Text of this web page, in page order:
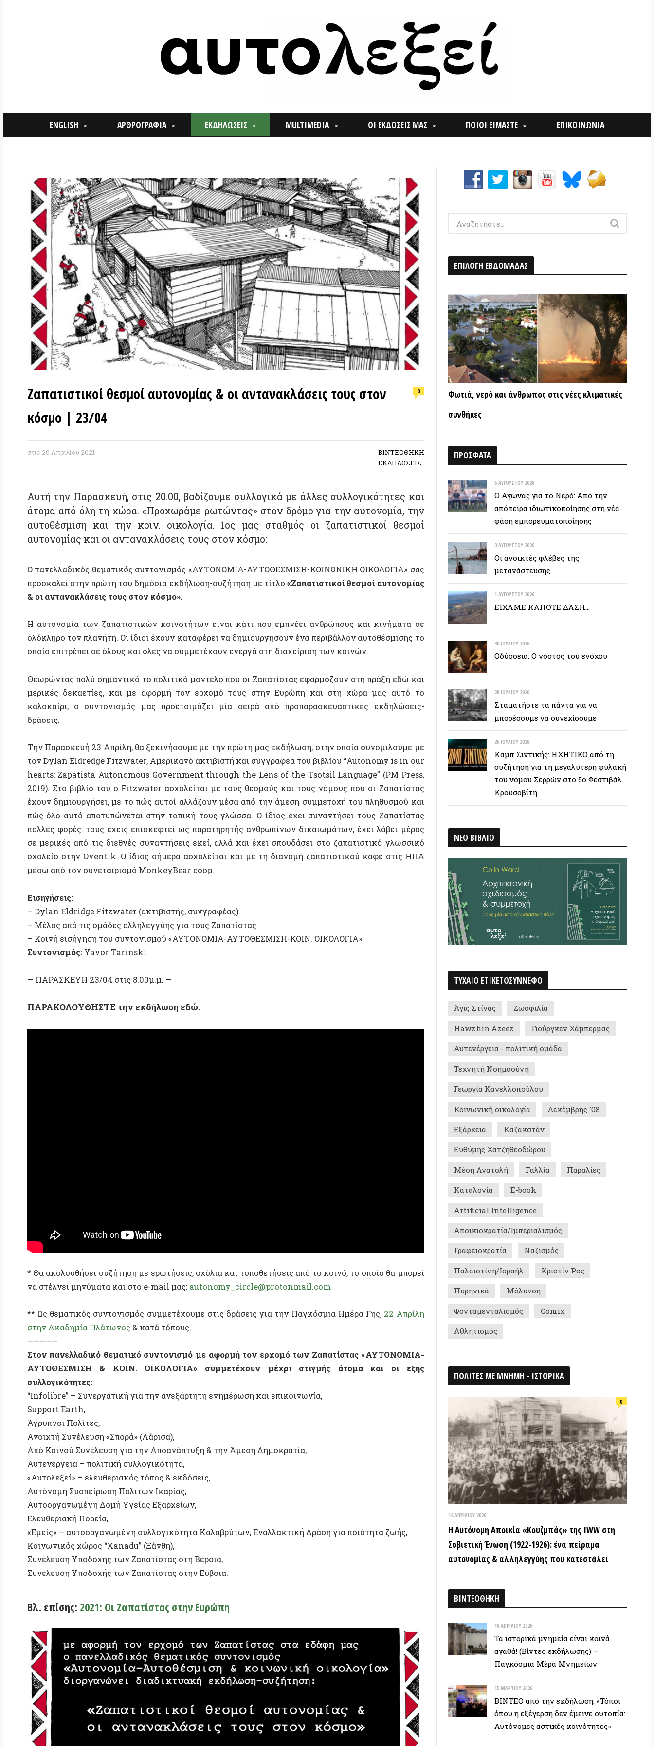
ENGLISH ΑΡΘΡΟΓΡΑΦΙΑ ΕΚΔΗΛΩΣΕΙΣ MULTIMEDIA ΟΙ ΕΚΔΟΣΕΙΣ ΜΑΣ ΠΟΙΟΙ ΕΙΜΑΣΤΕ ΕΠΙΚΟΙΝΩΝΙΑ
Ζαπατιστικοί θεσμοί αυτονομίας & οι αντανακλάσεις τους στον
0
Αυτή την Παρασκευή, στις 20.00, βαδίζουμε συλλογικά με άλλες συλλογικότητες και
άτομα από όλη τη χώρα. «Προχωράμε ρωτώντας» στον δρόμο για την αυτονομία, την
αυτοθέσμιση και την κοιν. οικολογία. 1ος μας σταθμός οι ζαπατιστικοί θεσμοί
Ο πανελλαδικός θεματικός συντονισμός «ΑΥΤΟΝΟΜΙΑ-ΑΥΤΟΘΕΣΜΙΣΗ-ΚΟΙΝΩΝΙΚΗ ΟΙΚΟΛΟΓΙΑ» σας
προσκαλεί στην πρώτη του δημόσια εκδήλωση-συζήτηση με τίτλο «Ζαπατιστικοί θεσμοί αυτονομίας
& οι αντανακλάσεις τους στον κόσμο».
Η αυτονομία των ζαπατιστικών κοινοτήτων είναι κάτι που εμπνέει ανθρώπους και κινήματα σε
ολόκληρο τον πλανήτη. Οι ίδιοι έχουν καταφέρει να δημιουργήσουν ένα περιβάλλον αυτοθέσμισης το
μερικές δεκαετίες, και με αφορμή τον ερχομό τους στην Ευρώπη και στη χώρα μας αυτό το
καλοκαίρι, ο συντονισμός μας προετοιμάζει μία σειρά από προπαρασκευαστικές εκδηλώσεις-
δράσεις.
Την Παρασκευή 23 Απρίλη, θα ξεκινήσουμε με την πρώτη μας εκδήλωση, στην οποία συνομιλούμε με
τον Dylan Eldredge Fitzwater, Αμερικανό ακτιβιστή και συγγραφέα του βιβλίου “Autonomy is in our
hearts: Zapatista Autonomous Government through the Lens of the Tsotsil Language” (PM Press,
2019). Στο βιβλίο του ο Fitzwater ασχολείται με τους θεσμούς και τους νόμους που οι Ζαπατίστας
έχουν δημιουργήσει, με το πώς αυτοί αλλάζουν μέσα από την άμεση συμμετοχή του πληθυσμού και
πολλές φορές: τους έχεις επισκεφτεί ως παρατηρητής ανθρωπίνων δικαιωμάτων, έχει λάβει μέρος
σε μερικές από τις διεθνές συναντήσεις εκεί, αλλά και έχει σπουδάσει στο ζαπατιστικό γλωσσικό
σχολείο στην Oventik. Ο ίδιος σήμερα ασχολείται και με τη διανομή ζαπατιστικού καφέ στις ΗΠΑ
μέσω από τον συνεταιρισμό MonkeyBear coop.
Εισηγήσεις:
– Dylan Eldridge Fitzwater (ακτιβιστής, συγγραφέας)
– Μέλος από τις ομάδες αλληλεγγύης για τους Ζαπατίστας
– Κοινή εισήγηση του συντονισμού «ΑΥΤΟΝΟΜΙΑ-ΑΥΤΟΘΕΣΜΙΣΗ-ΚΟΙΝ. ΟΙΚΟΛΟΓΙΑ»
Συντονισμός:Yavor Tarinski
ΠΑΡΑΚΟΛΟΥΘΗΣΤΕ την εκδήλωση εδώ:
Στον πανελλαδικό θεματικό συντονισμό με αφορμή τον ερχομό των Ζαπατίστας «ΑΥΤΟΝΟΜΙΑ-
ΑΥΤΟΘΕΣΜΙΣΗ & ΚΟΙΝ. ΟΙΚΟΛΟΓΙΑ» συμμετέχουν μέχρι στιγμής άτομα και οι εξής
συλλογικότητες:
Support Earth,
Άγρυπνοι Πολίτες,
Από Κοινού Συνέλευση για την Αποανάπτυξη & την Άμεση Δημοκρατία,
Αυτενέργεια – πολιτική συλλογικότητα,
«Αυτολεξεί» – ελευθεριακός τόπος & εκδόσεις,
Αυτόνομη Συσπείρωση Πολιτών Ικαρίας,
Αυτοοργανωμένη Δομή Υγείας Εξαρχείων,
Ελευθεριακή Πορεία,
«Εμείς» – αυτοοργανωμένη συλλογικότητα Καλαβρύτων, Εναλλακτική Δράση για ποιότητα ζωής,
Κοινωνικός χώρος “Xanadu” (Ξάνθη),
Συνέλευση Υποδοχής των Ζαπατίστας στη Βέροια,
Συνέλευση Υποδοχής των Ζαπατίστας στην Εύβοια.
Βλ. επίσης:2021: Οι Ζαπατίστας στην Ευρώπη
Search
for:
ΕΠΙΛΟΓΗ ΕΒΔΟΜΑΔΑΣ
Φωτιά, νερό και άνθρωπος στις νέες κλιματικές
Ο Αγώνας για το Νερό: Από την
απόπειρα ιδιωτικοποίησης στη νέα
3 ΑΥΓΟΎΣΤΟΥ 2026
Οι ανοικτές φλέβες της
ΕΙΧΑΜΕ ΚΑΠΟΤΕ ΔΑΣΗ…
30 ΙΟΥΛΊΟΥ 2026
Οδύσσεια: Ο νόστος του ενόχου
Σταματήστε τα πάντα για να
μπορέσουμε να συνεχίσουμε
26 ΙΟΥΛΊΟΥ 2026
Καμπ Σιντικής: ΗΧΗΤΙΚΟ από τη
συζήτηση για τη μεγαλύτερη φυλακή
του νόμου Σερρών στο 5ο Φεστιβάλ
Κρουσοβίτη
ΝΕΟ ΒΙΒΛΙΟ
ΤΥΧΑΙΟ ΕΤΙΚΕΤΟΣΥΝΝΕΦΟ
Άγις Στίνας Ζωοφιλία
Hawzhin Azeez Γιούργκεν Χάμπερμας
Τεχνητή Νοημοσύνη
Κοινωνική οικολογία Δεκέμβρης '08
Καζακστάν
Ευθύμης Χατζηθεοδώρου
Μέση Ανατολή Γαλλία Παραλίες
E-book
Artificial Intelligence
Αποικιοκρατία/Ιμπεριαλισμός
Γραφειοκρατία Ναζισμός
Παλαιστίνη/Ισραήλ Κριστίν Ρος
Μόλυνση
Φονταμενταλισμός Comix
ΠΟΛΙΤΕΣ ΜΕ ΜΝΗΜΗ - ΙΣΤΟΡΙΚΑ
0
14 ΑΠΡΙΛΊΟΥ 2026
Η Αυτόνομη Αποικία «Κουζμπάς» της IWW στη
Σοβιετική Ένωση (1922-1926): ένα πείραμα
αυτονομίας & αλληλεγγύης που κατεστάλει
ΒΙΝΤΕΟΘΗΚΗ
18 ΑΠΡΙΛΊΟΥ 2026
Τα ιστορικά μνημεία είναι κοινά
αγαθά! (Βίντεο εκδήλωσης) –
15 ΜΑΡΤΊΟΥ 2026
ΒΙΝΤΕΟ από την εκδήλωση: «Τόποι
όπου η εξέγερση δεν έμεινε ουτοπία:
Αυτόνομες αστικές κοινότητες»
ΒΙΝΤΕΟ: Συνέντευξη Τύπου για την
υπεράσπιση των Προσφυγικών της
Λ. Αλεξάνδρας – Αλληλεγγύη στον
απεργό πείνας
ΣΥΝΕΝΤΕΥΞΕΙΣ
28 ΙΟΥΝΊΟΥ 2026
Colin Ward: Ο σπόρος κάτω απο το
χιόνι (Autonomedia, 2001)